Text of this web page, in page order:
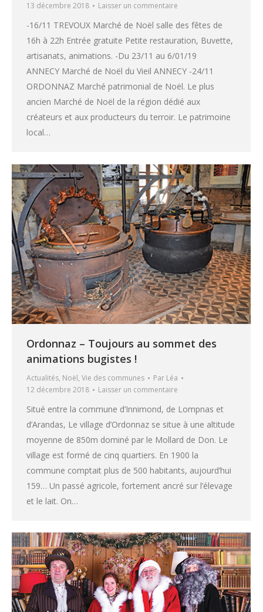
13 décembre 2018
Laisser un commentaire
-16/11 TREVOUX Marché de Noël salle des fêtes de
16h à 22h Entrée gratuite Petite restauration, Buvette,
artisanats, animations. -Du 23/11 au 6/01/19
ANNECY Marché de Noël du Vieil ANNECY -24/11
ORDONNAZ Marché patrimonial de Noël. Le plus
ancien Marché de Noël de la région dédié aux
créateurs et aux producteurs du terroir. Le patrimoine
local…
Ordonnaz – Toujours au sommet des
animations bugistes !
Actualités, Noël, Vie des communes Par Léa
12 décembre 2018
Laisser un commentaire
Situé entre la commune d’Innimond, de Lompnas et
d’Arandas, Le village d’Ordonnaz se situe à une altitude
moyenne de 850m dominé par le Mollard de Don. Le
village est formé de cinq quartiers. En 1900 la
commune comptait plus de 500 habitants, aujourd’hui
159… Un passé agricole, fortement ancré sur l’élevage
et le lait. On…